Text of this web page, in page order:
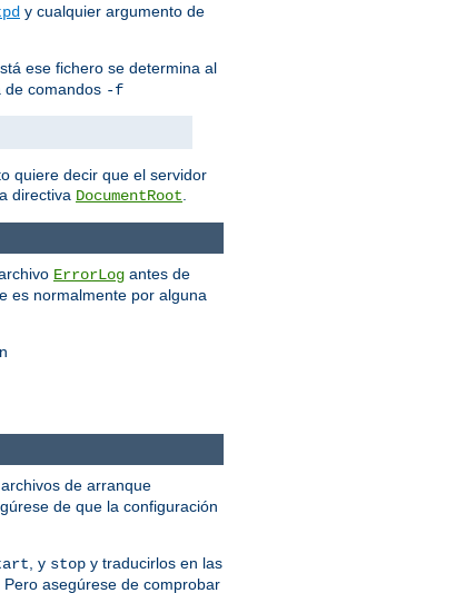
y cualquier argumento de
ese fichero se determina al
de comandos -f
quiere decir que el servidor
directiva DocumentRoot
ErrorLog antes de
es normalmente por alguna
de arranque
de que la configuración
, y stop y traducirlos en las
asegúrese de comprobar